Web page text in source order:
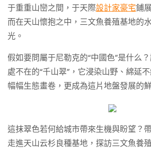
于重重山巒之間，于天際設計家豪宅鋪
而在天山懷抱之中，三文魚養殖基地的
光。
假如要問屬于尼勒克的“中國色”是什么
處不在的“千山翠”，它浸染山野、綿延
幅幅生態畫卷，更成為這片地盤發展的
這抹翠色若何給城市帶來生機與盼望？
走進天山云杉良種基地，探訪三文魚養